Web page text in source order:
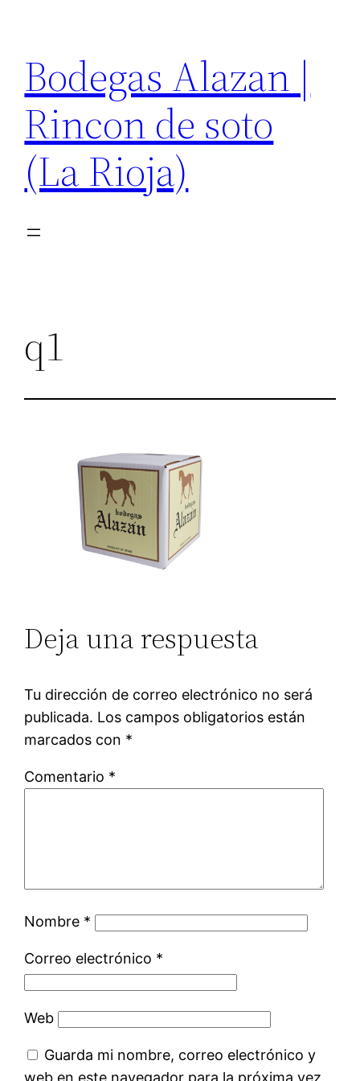
contenido
Bodegas Alazan |
Rincon de soto
(La Rioja)
q1
Deja una respuesta
Tu dirección de correo electrónico no será
publicada. Los campos obligatorios están
marcados con *
Comentario *
Nombre *
Correo electrónico *
Web
Guarda mi nombre, correo electrónico y
web en este navegador para la próxima vez